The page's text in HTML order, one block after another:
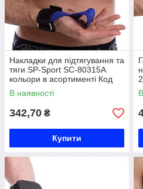
Накладки для підтягування та
тяги SP-Sport SC-80315A
кольори в асортименті Код
SC-80315A
В наявності
342,70 ₴
Купити